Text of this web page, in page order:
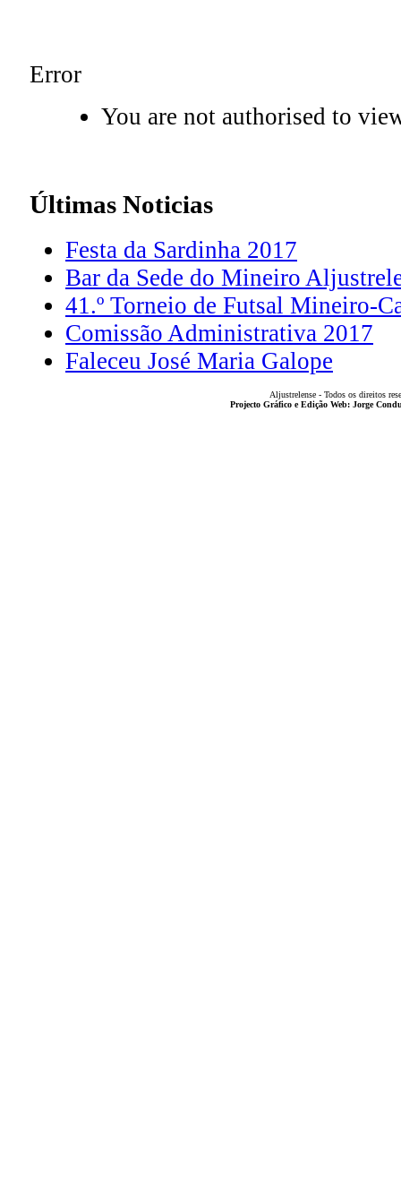
Error
You are not authorised to
Últimas Noticias
Festa da Sardinha 2017
Bar da Sede do Mineiro
41.º Torneio de Futsal Mineiro-
Comissão Administrativa 2017
Faleceu José Maria Galope
Aljustrelense - Todos os direitos
Projecto Gráfico e Edição Web: Jorge